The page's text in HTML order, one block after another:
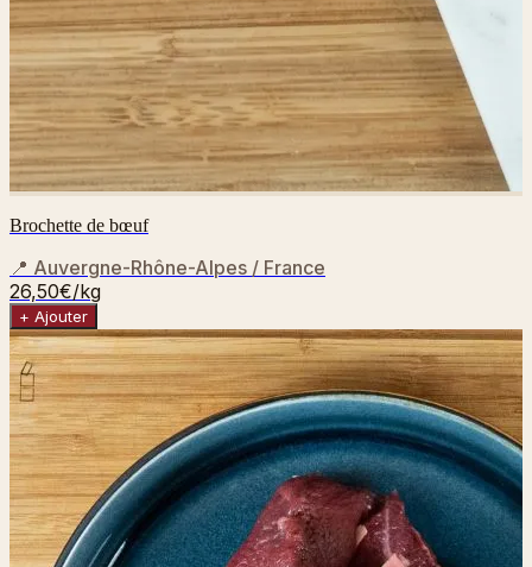
Brochette de bœuf
📍 Auvergne-Rhône-Alpes / France
26,50€/kg
+ Ajouter